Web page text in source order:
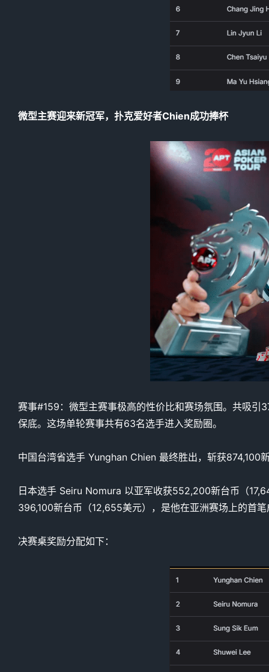
微型主赛迎来新冠军，扑克爱好者Chien成功捧杯
赛事#159：微型主赛事极高的性价比和赛场氛围。共吸
保底。这场单轮赛事共有63名选手进入奖励圈。
中国台湾省选手 Yunghan Chien 最终胜出，斩获874,100
日本选手 Seiru Nomura 以亚军收获552,200新台币（
396,100新台币（12,655美元），是他在亚洲赛场上的首笔
决赛桌奖励分配如下：